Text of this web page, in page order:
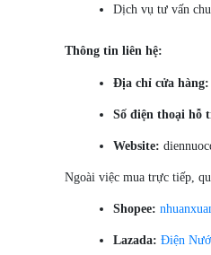
Dịch vụ tư vấn
Thông tin liên hệ:
Địa chỉ cửa hàng:
Số điện thoại hỗ
Website:
Ngoài việc mua trực tiếp,
Shopee:
Lazada: Điện